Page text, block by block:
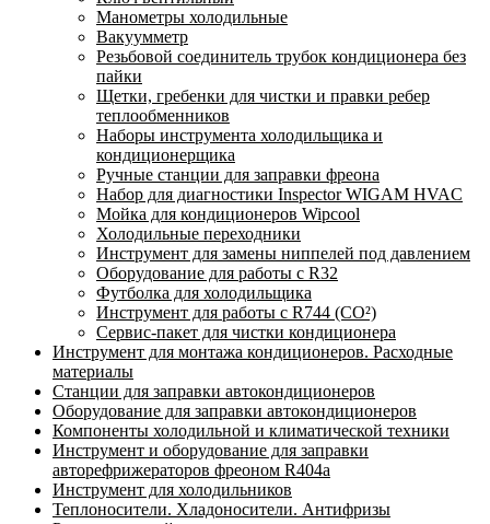
Манометры холодильные
Вакуумметр
Резьбовой соединитель трубок кондиционера без
пайки
Щетки, гребенки для чистки и правки ребер
теплообменников
Наборы инструмента холодильщика и
кондиционерщика
Ручные станции для заправки фреона
Набор для диагностики Inspector WIGAM HVAC
Мойка для кондиционеров Wipcool
Холодильные переходники
Инструмент для замены ниппелей под давлением
Оборудование для работы с R32
Футболка для холодильщика
Инструмент для работы с R744 (CO²)
Сервис-пакет для чистки кондиционера
Инструмент для монтажа кондиционеров. Расходные
материалы
Станции для заправки автокондиционеров
Оборудование для заправки автокондиционеров
Компоненты холодильной и климатической техники
Инструмент и оборудование для заправки
авторефрижераторов фреоном R404a
Инструмент для холодильников
Теплоносители. Хладоносители. Антифризы